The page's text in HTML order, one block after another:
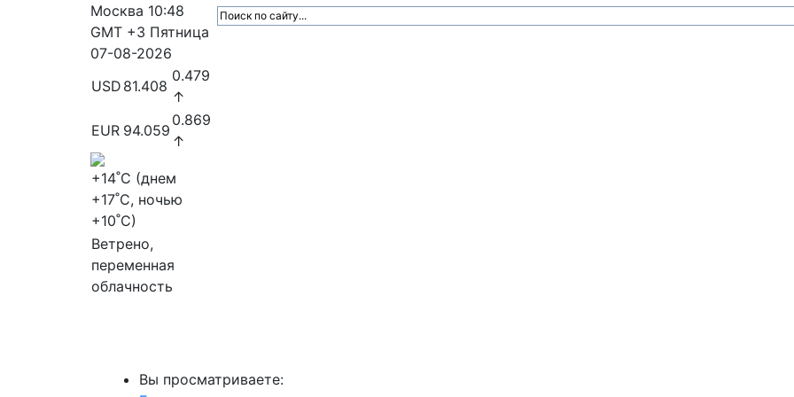
Москва 10:48
GMT +3 Пятница
07-08-2026
USD 81.408
0.479
↑
EUR 94.059
0.869
↑
+14˚C (днем
+17˚C, ночью
+10˚C)
Ветрено,
переменная
облачность
Вы просматриваете: